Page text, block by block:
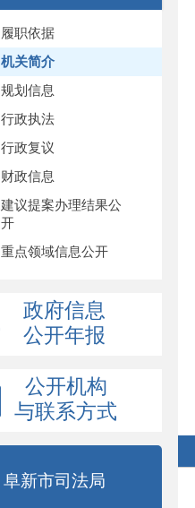
履职依据
机关简介
规划信息
行政执法
行政复议
财政信息
建议提案办理结果公
开
重点领域信息公开
政府信息
公开年报
公开机构
与联系方式
阜新市司法局